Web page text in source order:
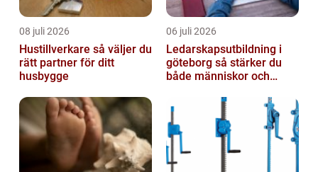
08 juli 2026
Hustillverkare så väljer du
rätt partner för ditt
husbygge
06 juli 2026
Ledarskapsutbildning i
göteborg så stärker du
både människor och